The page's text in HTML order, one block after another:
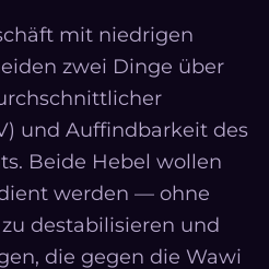
mit niedrigen
zwei Dinge über
und Auffindbarkeit des
Beide Hebel wollen
werden — ohne
destabilisieren und
die gegen die Wawi